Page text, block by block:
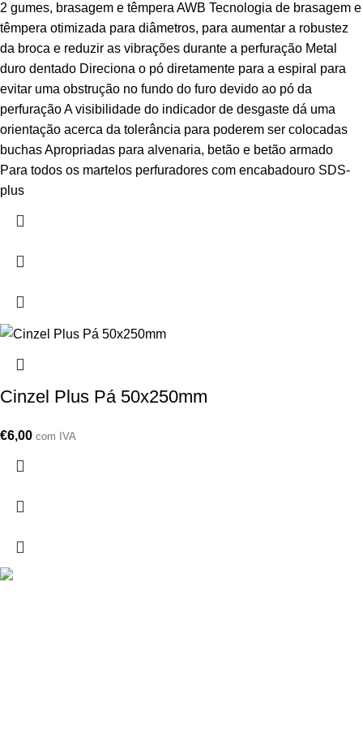
2 gumes, brasagem e têmpera AWB Tecnologia de brasagem e
têmpera otimizada para diâmetros, para aumentar a robustez
da broca e reduzir as vibrações durante a perfuração Metal
duro dentado Direciona o pó diretamente para a espiral para
evitar uma obstrução no fundo do furo devido ao pó da
perfuração A visibilidade do indicador de desgaste dá uma
orientação acerca da tolerância para poderem ser colocadas
buchas Apropriadas para alvenaria, betão e betão armado
Para todos os martelos perfuradores com encabadouro SDS-
plus
Cinzel Plus Pá 50x250mm
€6,00 com IVA